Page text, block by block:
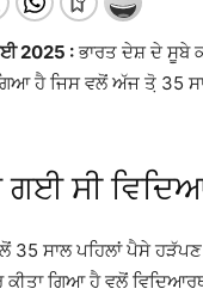
2025 : ਭਾਰਤ ਦੇਸ਼ ਦੇ ਸੂਬੇ
ਹੈ ਜਿਸ ਵਲੋਂ ਅੱਜ ਤੋ਼ 35
ਗਈ ਸੀ
35 ਸਾਲ ਪਹਿਲਾਂ ਪੈਸੇ
ਕੀਤਾ ਗਿਆ ਹੈ ਵਲੋਂ